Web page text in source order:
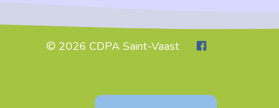
© 2026 CDPA Saint-Vaast